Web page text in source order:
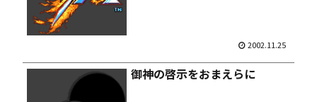
2002.11.25
御神の啓示をおまえらに